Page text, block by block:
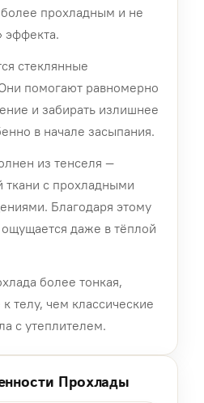
прохладным и не
эффекта.
стеклянные
помогают равномерно
и забирать излишнее
в начале засыпания.
из тенселя —
с прохладными
Благодаря этому
даже в тёплой
более тонкая,
телу, чем классические
с утеплителем.
Прохлады